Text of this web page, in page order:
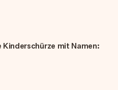
mit Namen: